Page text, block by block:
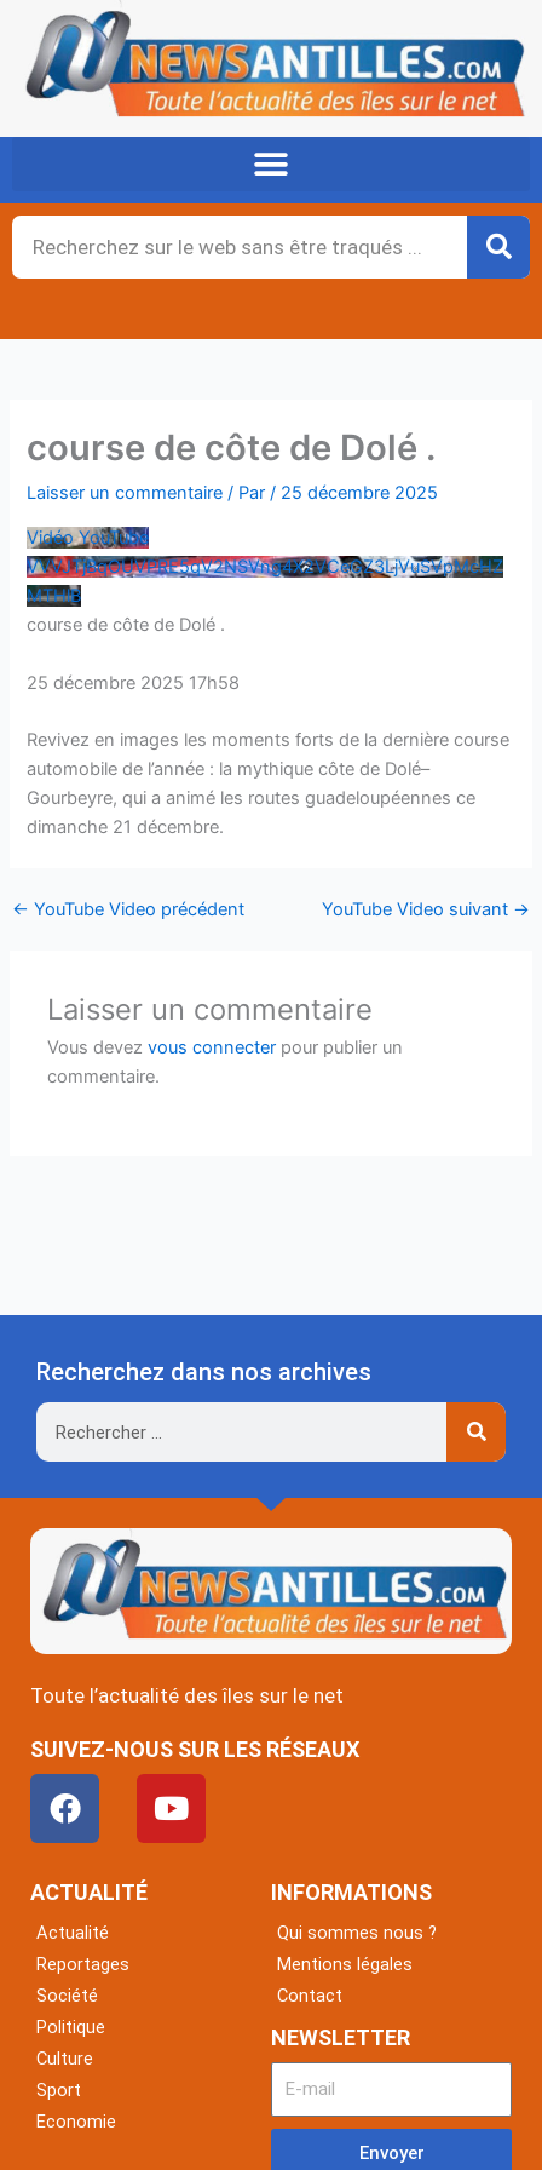
contenu
Rechercher
course de côte de Dolé .
Laisser un commentaire / Par/ 25 décembre 2025
Vidéo YouTube
VVVJTjBqOUVPRE5qV2NSVng4X2VCeGZ3LjVuSVpMcHZ
MTHlB
course de côte de Dolé .
25 décembre 2025 17h58
Revivez en images les moments forts de la dernière course
automobile de l’année : la mythique côte de Dolé–
Gourbeyre, qui a animé les routes guadeloupéennes ce
dimanche 21 décembre.
← YouTube Video précédent YouTube Video suivant →
Laisser un commentaire
Vous devezvous connecter pour publier un
commentaire.
Recherchez dans nos archives
Rechercher
Toute l’actualité des îles sur le net
SUIVEZ-NOUS SUR LES RÉSEAUX
F
a
c
e
o
o
k
Y
o
u
ACTUALITÉ
Actualité
Reportages
Société
Politique
Culture
Sport
Economie
INFORMATIONS
Qui sommes nous ?
Mentions légales
Contact
NEWSLETTER
Envoyer